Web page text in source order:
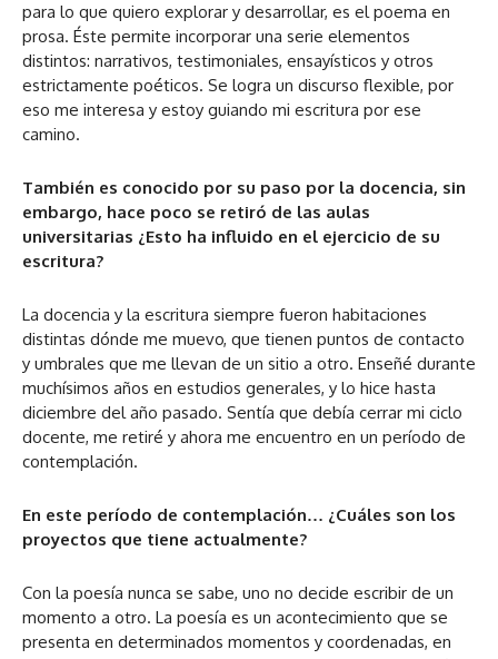
para lo que quiero explorar y desarrollar, es el poema en
prosa. Éste permite incorporar una serie elementos
distintos: narrativos, testimoniales, ensayísticos y otros
estrictamente poéticos. Se logra un discurso flexible, por
eso me interesa y estoy guiando mi escritura por ese
camino.
También es conocido por su paso por la docencia, sin
embargo, hace poco se retiró de las aulas
universitarias ¿Esto ha influido en el ejercicio de su
escritura?
La docencia y la escritura siempre fueron habitaciones
distintas dónde me muevo, que tienen puntos de contacto
y umbrales que me llevan de un sitio a otro. Enseñé durante
muchísimos años en estudios generales, y lo hice hasta
diciembre del año pasado. Sentía que debía cerrar mi ciclo
docente, me retiré y ahora me encuentro en un período de
contemplación.
En este período de contemplación… ¿Cuáles son los
proyectos que tiene actualmente?
Con la poesía nunca se sabe, uno no decide escribir de un
momento a otro. La poesía es un acontecimiento que se
presenta en determinados momentos y coordenadas, en